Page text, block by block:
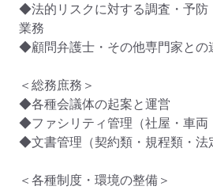
◆法的リスクに対する調査・予防
業務
◆顧問弁護士・その他専門家との
＜総務庶務＞
◆各種会議体の起案と運営
◆ファシリティ管理（社屋・車両
◆文書管理（契約類・規程類・法
＜各種制度・環境の整備＞